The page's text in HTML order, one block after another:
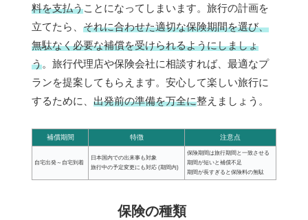
料を支払うことになってしまいます。旅行の計画を
立てたら、 それに合わせた適切な保険期間を選び、
無駄なく必要な補償を受けられるようにしましょ
う。旅行代理店や保険会社に相談すれば、最適なプ
ランを提案してもらえます。安心して楽しい旅行に
するために、 出発前の準備を万全に整えましょう。
補償期間 特徴 注意点
自宅出発～自宅到着
日本国内での出来事も対象
旅行中の予定変更にも対応 (期間内)
保険期間は旅行期間と一致させる
期間が短いと補償不足
期間が長すぎると保険料の無駄
保険の種類